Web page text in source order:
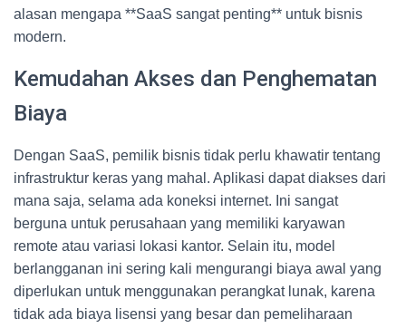
alasan mengapa **SaaS sangat penting** untuk bisnis
modern.
Kemudahan Akses dan Penghematan
Biaya
Dengan SaaS, pemilik bisnis tidak perlu khawatir tentang
infrastruktur keras yang mahal. Aplikasi dapat diakses dari
mana saja, selama ada koneksi internet. Ini sangat
berguna untuk perusahaan yang memiliki karyawan
remote atau variasi lokasi kantor. Selain itu, model
berlangganan ini sering kali mengurangi biaya awal yang
diperlukan untuk menggunakan perangkat lunak, karena
tidak ada biaya lisensi yang besar dan pemeliharaan